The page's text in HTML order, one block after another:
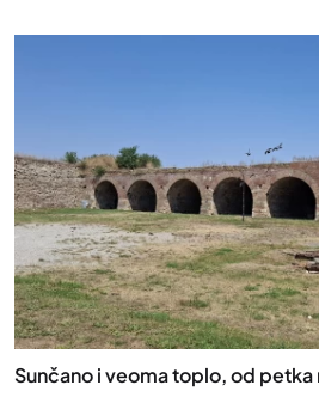
Sunčano i veoma toplo, od